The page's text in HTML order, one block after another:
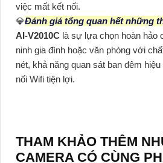
việc mất kết nối.
💎Đánh giá tổng quan hết những
AI-V2010C là sự lựa chọn hoàn hảo
ninh gia đình hoặc văn phòng với
nét, khả năng quan sát ban đêm
nối Wifi tiện lợi.
THAM KHẢO THÊM
CAMERA CÓ CÙNG